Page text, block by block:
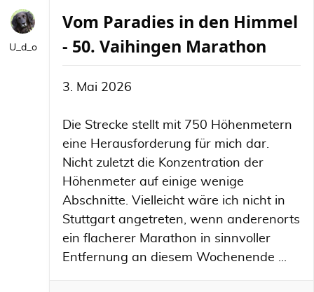
U_d_o
Vom Paradies in den Himmel
- 50. Vaihingen Marathon
3. Mai 2026
Die Strecke stellt mit 750 Höhenmetern
eine Herausforderung für mich dar.
Nicht zuletzt die Konzentration der
Höhenmeter auf einige wenige
Abschnitte. Vielleicht wäre ich nicht in
Stuttgart angetreten, wenn anderenorts
ein flacherer Marathon in sinnvoller
Entfernung an diesem Wochenende ...